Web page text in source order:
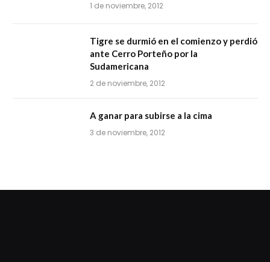
1 de noviembre, 2012
Tigre se durmió en el comienzo y perdió
ante Cerro Porteño por la
Sudamericana
2 de noviembre, 2012
A ganar para subirse a la cima
3 de noviembre, 2012